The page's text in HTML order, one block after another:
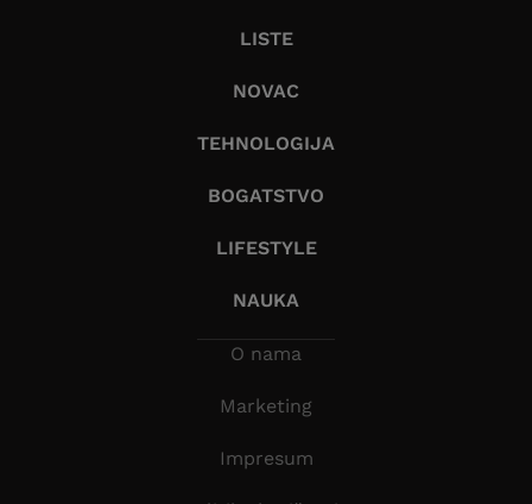
LISTE
NOVAC
TEHNOLOGIJA
BOGATSTVO
LIFESTYLE
NAUKA
O nama
Marketing
Impresum